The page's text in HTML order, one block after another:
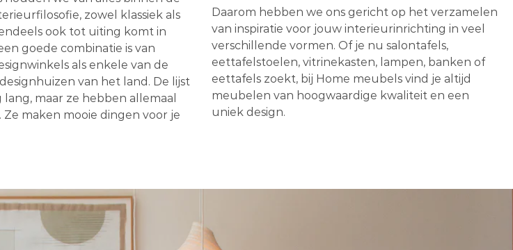
zowel klassiek als
ook tot uiting komt in
goede combinatie is van
als enkele van de
van het land. De lijst
maar ze hebben allemaal
maken mooie dingen voor je
Daarom hebben we ons gericht op het verzamelen
van inspiratie voor jouw interieurinrichting in veel
verschillende vormen. Of je nu salontafels,
eettafelstoelen, vitrinekasten, lampen, banken of
eettafels zoekt, bij Home meubels vind je altijd
meubelen van hoogwaardige kwaliteit en een
uniek design.